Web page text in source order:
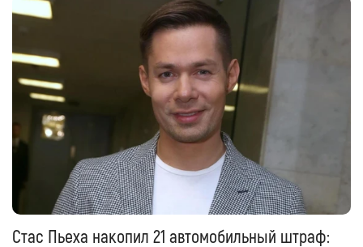
Стас Пьеха накопил 21 автомобильный штраф: